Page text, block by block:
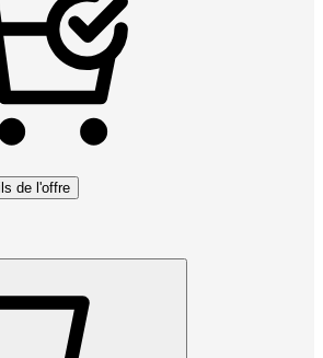
de l'offre